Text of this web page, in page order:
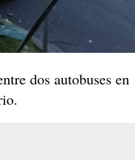
dos autobuses en